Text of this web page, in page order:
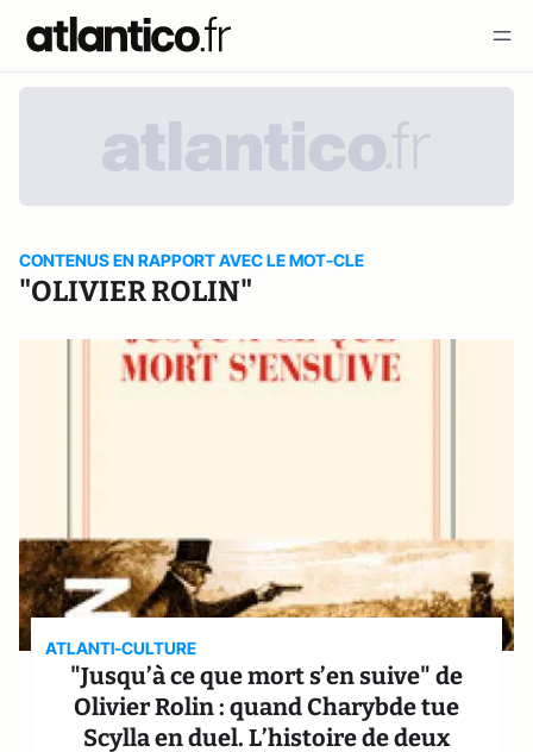
CONTENUS EN RAPPORT AVEC LE MOT-CLE
"OLIVIER ROLIN"
ATLANTI-CULTURE
"Jusqu’à ce que mort s’en suive" de
Olivier Rolin : quand Charybde tue
Scylla en duel. L’histoire de deux